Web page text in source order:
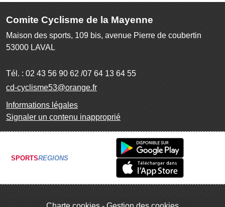
Comite Cyclisme de la Mayenne
Maison des sports, 109 bis, avenue Pierre de coubertin
53000 LAVAL
Tél. : 02 43 56 90 62 /07 64 13 64 55
cd-cyclisme53@orange.fr
Informations légales
Signaler un contenu inapproprié
SPORTSREGIONS